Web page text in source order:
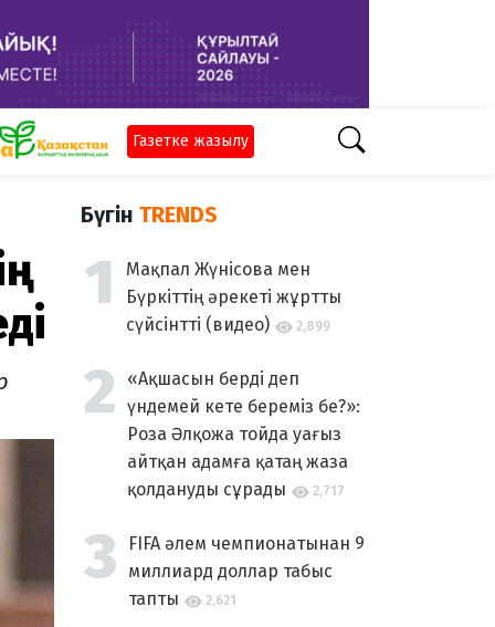
Газетке жазылу
Бүгін TRENDS
Мақпал Жүнісова мен
Бүркіттің әрекеті жұртты
сүйсінтті (видео)
2,899
«Ақшасын берді деп
үндемей кете береміз бе?»:
Роза Әлқожа тойда уағыз
айтқан адамға қатаң жаза
қолдануды сұрады
2,717
FIFA әлем чемпионатынан 9
миллиард доллар табыс
тапты
2,621